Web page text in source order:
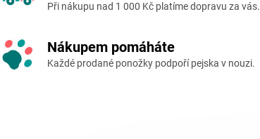
Při nákupu nad 1 000 Kč platíme dopravu za vás.
Nákupem pomáháte
Každé prodané ponožky podpoří pejska v nouzi.